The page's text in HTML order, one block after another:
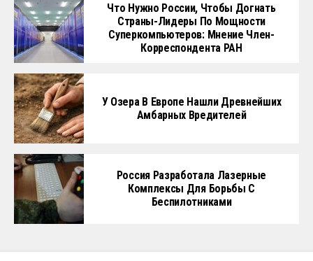
Что Нужно России, Чтобы Догнать
Страны-Лидеры По Мощности
Суперкомпьютеров: Мнение Член-
Корреспондента РАН
У Озера В Европе Нашли Древнейших
Амбарных Вредителей
Россия Разработала Лазерные
Комплексы Для Борьбы С
Беспилотниками